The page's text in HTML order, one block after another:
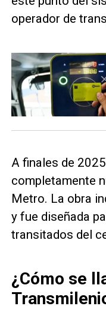
operador de
A finales de
completamente
Metro. La obra
y fue diseñada
transitados del
¿Cómo se